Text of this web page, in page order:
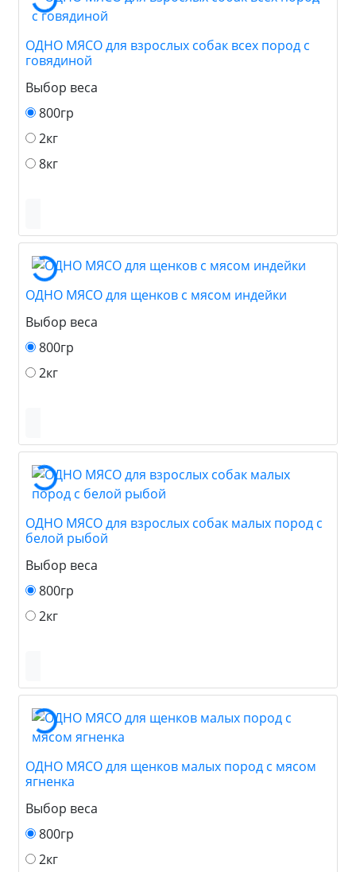
ОДНО МЯСО для взрослых собак всех пород с
говядиной
Выбор веса
800гр
2кг
8кг
ОДНО МЯСО для щенков с мясом индейки
Выбор веса
800гр
2кг
ОДНО МЯСО для взрослых собак малых пород с
белой рыбой
Выбор веса
800гр
2кг
ОДНО МЯСО для щенков малых пород с мясом
ягненка
Выбор веса
800гр
2кг